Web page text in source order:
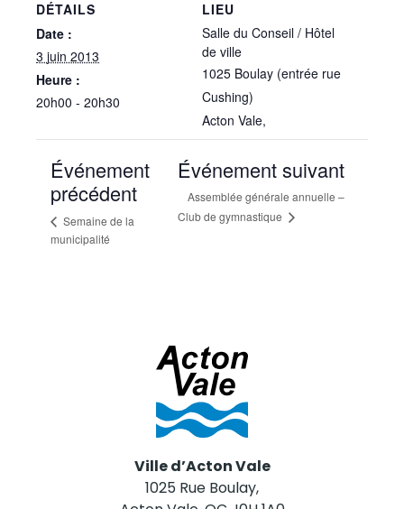
DÉTAILS
Date :
3 juin 2013
Heure :
20h00 - 20h30
LIEU
Salle du Conseil / Hôtel
de ville
1025 Boulay (entrée rue
Cushing)
Acton Vale,
Événement
précédent
Semaine de la
municipalité
Événement suivant
Assemblée générale annuelle –
Club de gymnastique
Ville d’Acton Vale
1025 Rue Boulay,